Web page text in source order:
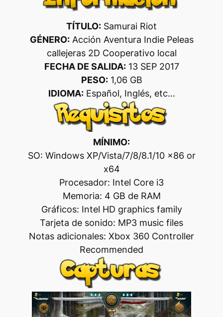
TÍTULO: Samurai Riot
GÉNERO:Acción Aventura Indie Peleas
callejeras 2D Cooperativo local
FECHA DE SALIDA:13 SEP 2017
PESO:1,06 GB
IDIOMA:Español, Inglés, etc…
MÍNIMO:
SO: Windows XP/Vista/7/8/8.1/10 x86 or
x64
Procesador: Intel Core i3
Memoria: 4 GB de RAM
Gráficos: Intel HD graphics family
Tarjeta de sonido: MP3 music files
Notas adicionales: Xbox 360 Controller
Recommended